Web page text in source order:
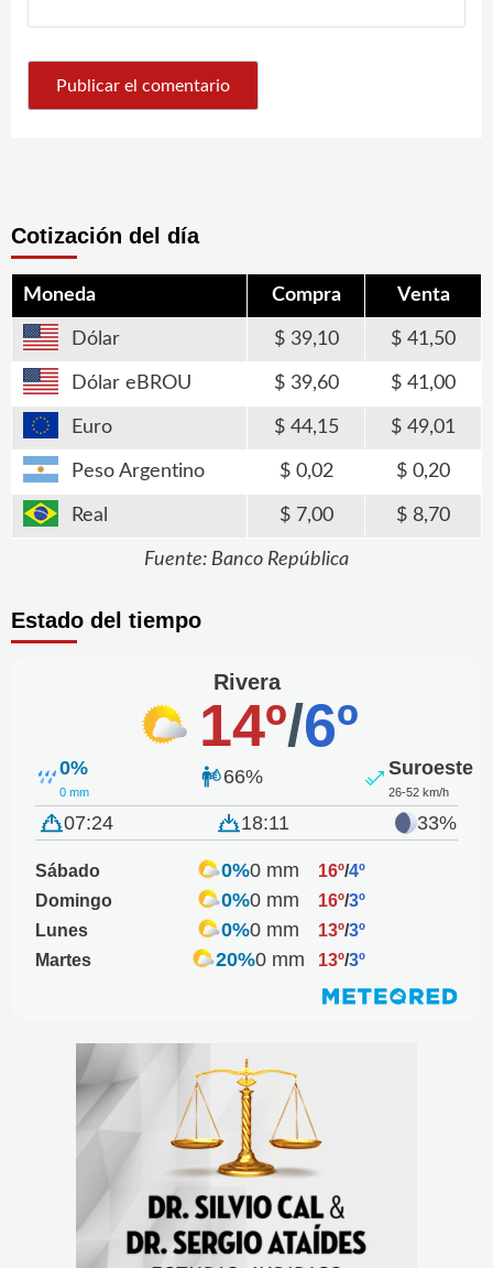
Cotización del día
Moneda Compra Venta
Dólar 39,10 41,50
Dólar eBROU 39,60 41,00
Euro 44,15 49,01
Peso Argentino 0,02 0,20
Real 7,00 8,70
Fuente: Banco República
Estado del tiempo
Rivera
14º/6º
0%
0 mm
66% Suroeste
26-52 km/h
07:24 18:11 33%
Sábado 0%0 mm 16º/4º
Domingo
0%0 mm 16º/3º
Lunes
0%0 mm 13º/3º
Martes
20%0 mm 13º/3º